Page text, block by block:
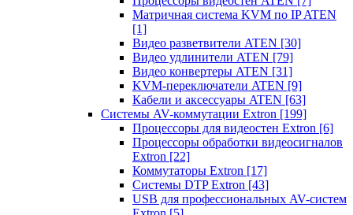
Матричная система KVM по IP ATEN
[1]
Видео разветвители ATEN [30]
Видео удлинители ATEN [79]
Видео конвертеры ATEN [31]
KVM-переключатели ATEN [9]
Кабели и аксессуары ATEN [63]
Системы AV-коммутации Extron [199]
Процессоры для видеостен Extron [6]
Процессоры обработки видеосигналов
Extron [22]
Коммутаторы Extron [17]
Системы DTP Extron [43]
USB для профессиональных AV-систем